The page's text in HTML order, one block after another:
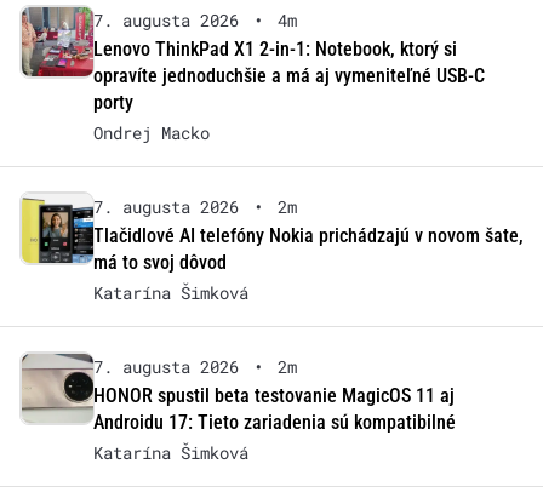
7. augusta 2026 •
4m
Lenovo ThinkPad X1 2-in-1: Notebook, ktorý si
opravíte jednoduchšie a má aj vymeniteľné USB-C
porty
Ondrej Macko
7. augusta 2026 •
2m
Tlačidlové AI telefóny Nokia prichádzajú v novom šate,
má to svoj dôvod
Katarína Šimková
7. augusta 2026 •
2m
HONOR spustil beta testovanie MagicOS 11 aj
Androidu 17: Tieto zariadenia sú kompatibilné
Katarína Šimková